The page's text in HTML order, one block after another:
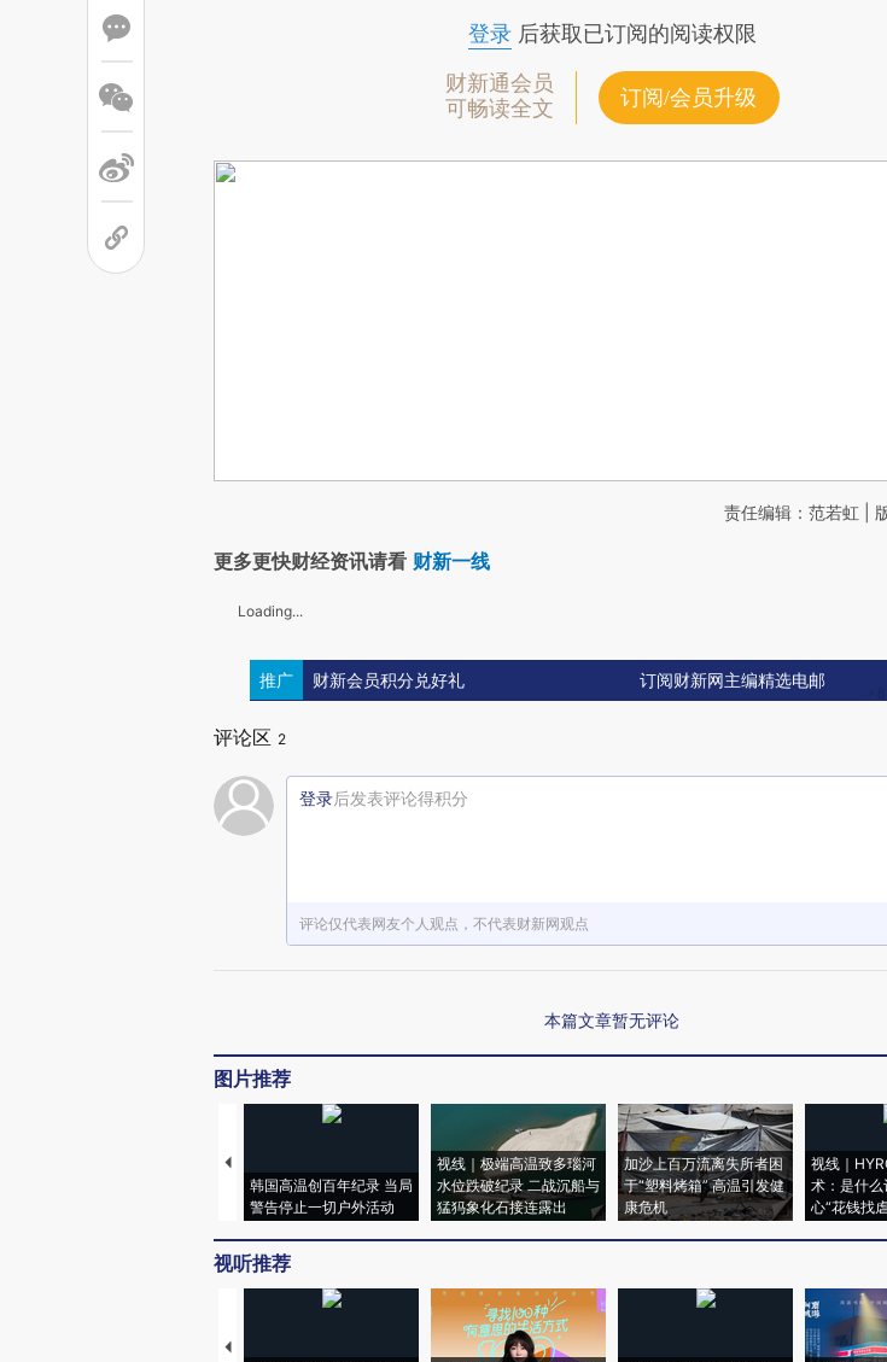
登录后获取已订阅的阅读权限
财新通会员
可畅读全文
订阅/会员升级
责任编辑：范若虹 |
更多更快财经资讯请看 财新一线
Loading...
推广 财新会员积分兑好礼 订阅财新网主编精选电邮
评论区 2
登录后发表评论得积分
评论仅代表网友个人观点，不代表财新网观点
本篇文章暂无评论
图片推荐
韩国高温创百年纪录 当局
警告停止一切户外活动
视线｜极端高温致多瑙河
水位跌破纪录 二战沉船与
猛犸象化石接连露出
加沙上百万流离失所者困
于“塑料烤箱” 高温引发健
康危机
视线｜
术：是什
心“花钱找
视听推荐